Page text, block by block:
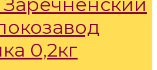
0,2кг